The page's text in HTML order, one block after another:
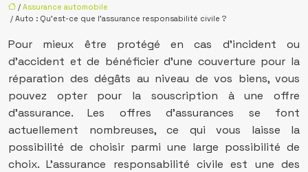
/ Assurance automobile
/ Auto : Qu’est-ce que l’assurance responsabilité civile ?
Pour mieux être protégé en cas d’incident ou
d’accident et de bénéficier d’une couverture pour la
réparation des dégâts au niveau de vos biens, vous
pouvez opter pour la souscription à une offre
d’assurance. Les offres d’assurances se font
actuellement nombreuses, ce qui vous laisse la
possibilité de choisir parmi une large possibilité de
choix. L’assurance responsabilité civile est une des